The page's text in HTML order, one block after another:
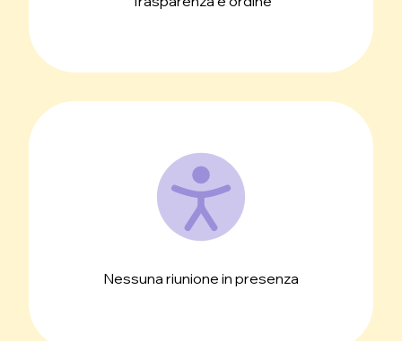
Nessuna riunione in presenza